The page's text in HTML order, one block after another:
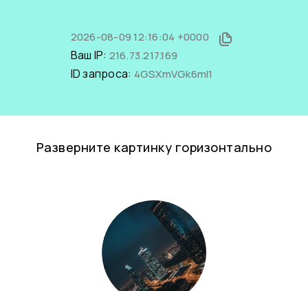
2026-08-09 12:16:04 +0000
Ваш IP: 216.73.217.169
ID запроса: 4GSXmVGk6mI1
Разверните картинку горизонтально